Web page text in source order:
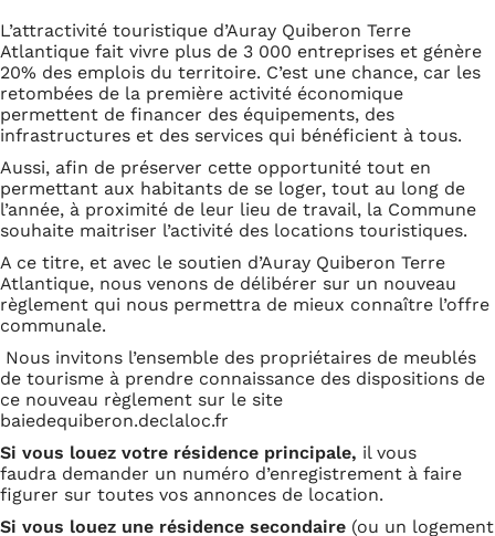
L’attractivité touristique d’Auray Quiberon Terre
Atlantique fait vivre plus de 3 000 entreprises et génère
20% des emplois du territoire. C’est une chance, car les
retombées de la première activité économique
permettent de financer des équipements, des
infrastructures et des services qui bénéficient à tous.
Aussi, afin de préserver cette opportunité tout en
permettant aux habitants de se loger, tout au long de
l’année, à proximité de leur lieu de travail, la Commune
souhaite maitriser l’activité des locations touristiques.
A ce titre, et avec le soutien d’Auray Quiberon Terre
Atlantique, nous venons de délibérer sur un nouveau
règlement qui nous permettra de mieux connaître l’offre
communale.
Nous invitons l’ensemble des propriétaires de meublés
de tourisme à prendre connaissance des dispositions de
ce nouveau règlement sur le site
baiedequiberon.declaloc.fr
Si vous louez votre résidence principale, il vous
faudra demander un numéro d’enregistrement à faire
figurer sur toutes vos annonces de location.
Si vous louez une résidence secondaire (ou un logement